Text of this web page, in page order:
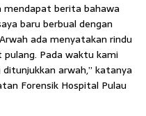
mendapat berita bahawa
baru berbual dengan
ada menyatakan rindu
Pada waktu kami
arwah,” katanya
Forensik Hospital Pulau